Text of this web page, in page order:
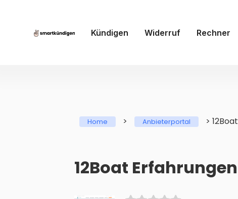
Kündigen Widerruf Rechner
Home > Anbieterportal > 12Boat
12Boat Erfahrungen